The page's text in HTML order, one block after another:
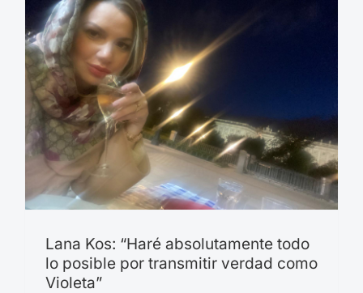
Lana Kos: “Haré absolutamente todo
lo posible por transmitir verdad como
Violeta”